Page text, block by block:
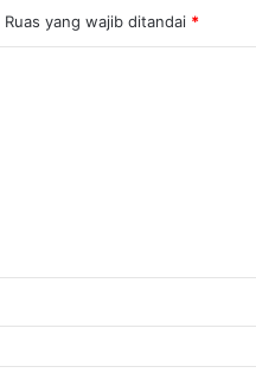
Ruas yang wajib ditandai *